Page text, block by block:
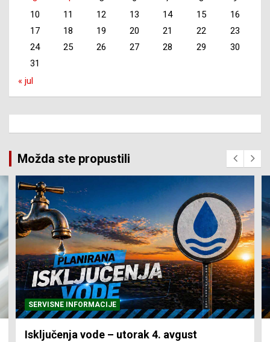
10
11 12 13 14 15
16
17
18 19 20 21 22
23
24
25 26 27 28 29
30
31
« jul
Možda ste propustili
SERVISNE INFORMACIJE
Isključenja vode – utorak 4. avgust